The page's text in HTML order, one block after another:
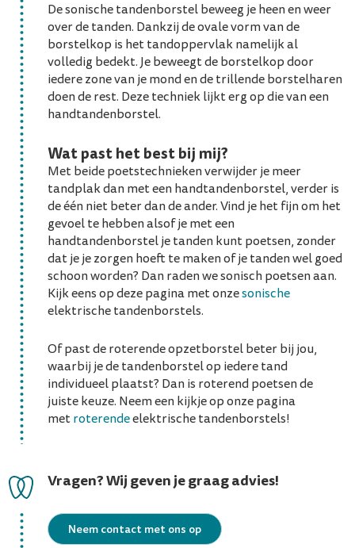
De sonische tandenborstel beweeg je heen en weer
over de tanden. Dankzij de ovale vorm van de
borstelkop is het tandoppervlak namelijk al
volledig bedekt. Je beweegt de borstelkop door
iedere zone van je mond en de trillende borstelharen
doen de rest. Deze techniek lijkt erg op die van een
handtandenborstel.
Wat past het best bij mij?
Met beide poetstechnieken verwijder je meer
tandplak dan met een handtandenborstel, verder is
de één niet beter dan de ander. Vind je het fijn om het
gevoel te hebben alsof je met een
handtandenborstel je tanden kunt poetsen, zonder
dat je je zorgen hoeft te maken of je tanden wel goed
schoon worden? Dan raden we sonisch poetsen aan.
Kijk eens op deze pagina met onzesonische
elektrische tandenborstels.
Of past de roterende opzetborstel beter bij jou,
waarbij je de tandenborstel op iedere tand
individueel plaatst? Dan is roterend poetsen de
juiste keuze. Neem een kijkje op onze pagina
metroterendeelektrische tandenborstels!
Vragen? Wij geven je graag advies!
Neem contact met ons op